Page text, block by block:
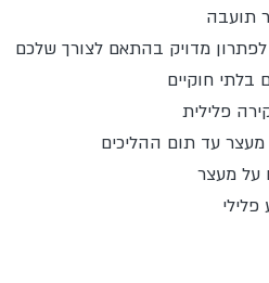
תועבה
לפתרון מדויק בהתאם לצורך שלכם
חוקיים
פלילית
מעצר עד תום ההליכים
על מעצר
פלילי